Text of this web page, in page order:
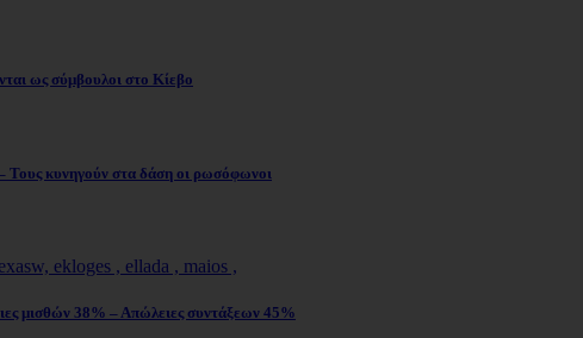
ως σύμβουλοι στο Κίεβο
Τους κυνηγούν στα δάση οι ρωσόφωνοι
μισθών 38% – Απώλειες συντάξεων 45%